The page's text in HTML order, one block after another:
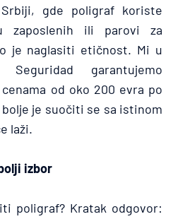
gde poligraf koriste
zaposlenih ili parovi za
je naglasiti etičnost. Mi u
garantujemo
od oko 200 evra po
je suočiti se sa istinom
laži.
izbor
poligraf? Kratak odgovor: